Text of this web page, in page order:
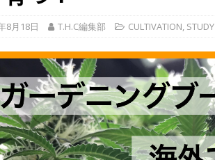
8月18日 T.H.C編集部 CULTIVATION, STUDY